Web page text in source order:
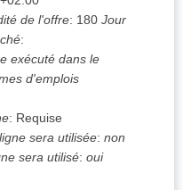
de l'offre: 180 Jour
:
exécuté dans le
d'emplois
: Requise
sera utilisée: non
sera utilisé: oui